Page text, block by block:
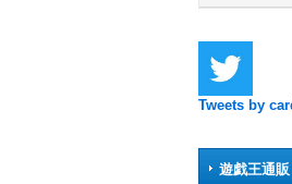
Tweets by
遊戯王通販